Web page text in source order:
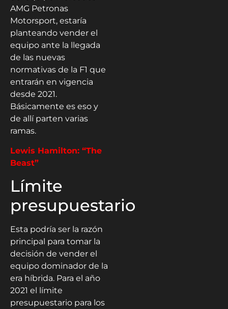
AMG Petronas
Motorsport, estaría
planteando vender el
equipo ante la llegada
de las nuevas
normativas de la F1 que
entrarán en vigencia
desde 2021.
Básicamente es eso y
de allí parten varias
ramas.
Lewis Hamilton: “The
Beast”
Límite
presupuestario
Esta podría ser la razón
principal para tomar la
decisión de vender el
equipo dominador de la
era híbrida. Para el año
2021 el límite
presupuestario para los